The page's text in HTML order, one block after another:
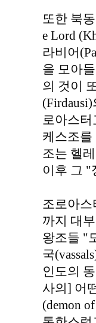
또한 북
e Lord
라비어
을 모아
의 것이
로아스터
케스조를
조는 헬
이후 그 "
조로아스
까지 대
왕조들 "
국
인도의
사의] 어
(demon